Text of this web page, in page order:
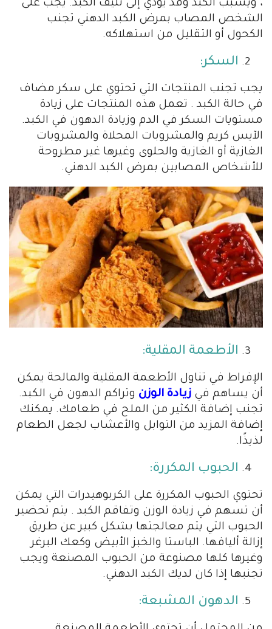
، ويسبب الكبد وقد يؤدي إلى تليف الكبد. يجب على
الشخص المصاب بمرض الكبد الدهني تجنب
الكحول أو التقليل من استهلاكه.
السكر:
يجب تجنب المنتجات التي تحتوي على سكر مضاف
في حالة الكبد . تعمل هذه المنتجات على زيادة
مستويات السكر في الدم وزيادة الدهون في الكبد.
الآيس كريم والمشروبات المحلاة والمشروبات
الغازية أو الغازية والحلوى وغيرها غير مطروحة
للأشخاص المصابين بمرض الكبد الدهني.
الأطعمة المقلية:
الإفراط في تناول الأطعمة المقلية والمالحة يمكن
أن يساهم في زيادة الوزن وتراكم الدهون في الكبد.
تجنب إضافة الكثير من الملح في طعامك. يمكنك
إضافة المزيد من التوابل والأعشاب لجعل الطعام
لذيذًا.
الحبوب المكررة:
تحتوي الحبوب المكررة على الكربوهيدرات التي يمكن
أن تسهم في زيادة الوزن وتفاقم الكبد . يتم تحضير
الحبوب التي يتم معالجتها بشكل كبير عن طريق
إزالة أليافها. الباستا والخبز الأبيض وكعك البرغر
وغيرها كلها مصنوعة من الحبوب المصنعة ويجب
تجنبها إذا كان لديك الكبد الدهني.
الدهون المشبعة: